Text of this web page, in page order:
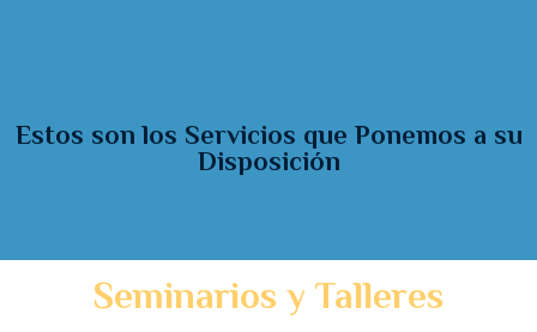
Estos son los Servicios que Ponemos a su
Disposición
Seminarios y Talleres